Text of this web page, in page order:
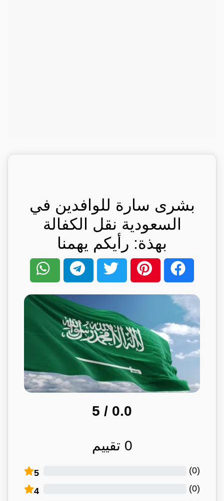
بشرى سارة للوافدين في
السعودية نقل الكفالة
بهذة: رأيكم يهمنا
0.0
/ 5
0 تقييم
5 (
0
)
4 (
0
)